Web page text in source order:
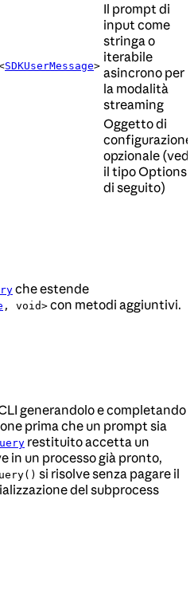
SDKUserMessage>
Il prompt di
input come
stringa o
iterabile
asincrono per
la modalità
streaming
Oggetto di
configurazione
opzionale (vedi
il tipo Options
di seguito)
che estende
, void> con metodi aggiuntivi.
generandolo e completando
prima che un prompt sia
restituito accetta un
in un processo già pronto,
si risolve senza pagare il
del subprocess